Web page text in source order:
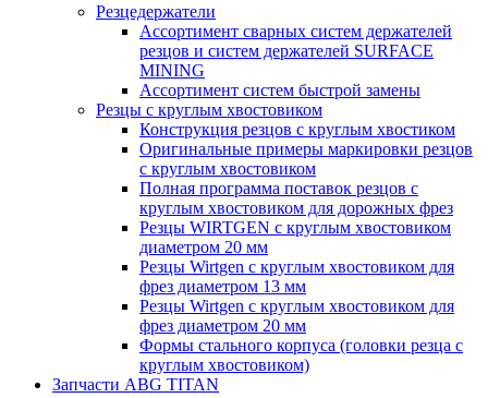
Резцедержатели
Ассортимент сварных систем держателей
резцов и систем держателей SURFACE
MINING
Ассортимент систем быстрой замены
Резцы с круглым хвостовиком
Конструкция резцов с круглым хвостиком
Оригинальные примеры маркировки резцов
с круглым хвостовиком
Полная программа поставок резцов с
круглым хвостовиком для дорожных фрез
Резцы WIRTGEN с круглым хвостовиком
диаметром 20 мм
Резцы Wirtgen с круглым хвостовиком для
фрез диаметром 13 мм
Резцы Wirtgen с круглым хвостовиком для
фрез диаметром 20 мм
Формы стального корпуса (головки резца с
круглым хвостовиком)
Запчасти ABG TITAN